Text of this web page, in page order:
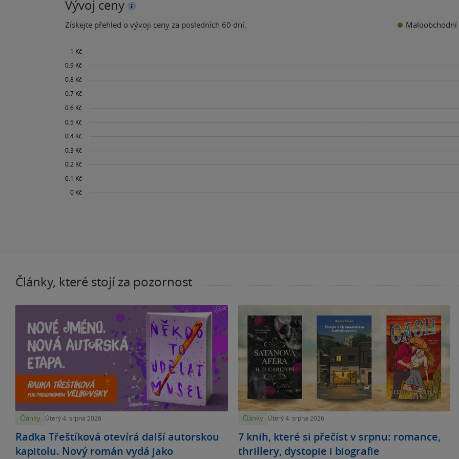
Vývoj ceny
Získejte přehled o vývoji ceny za posledních 60 dní. Maloobchodní
Články, které stojí za pozornost
Články Úterý 4. srpna 2026
Radka Třeštíková otevírá další autorskou
kapitolu. Nový román vydá jako
Články Úterý 4. srpna 2026
7 knih, které si přečíst v srpnu: romance,
thrillery, dystopie i biografie